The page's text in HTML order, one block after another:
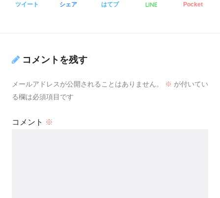
ツイート シェア はてブ LINE Pocket
コメントを残す
メールアドレスが公開されることはありません。 ※ が付いてい
る欄は必須項目です
コメント ※